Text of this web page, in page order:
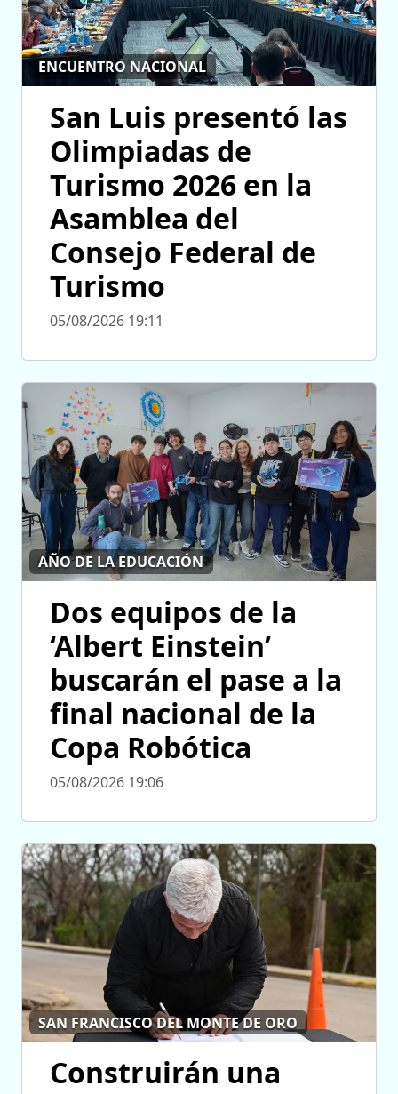
ENCUENTRO NACIONAL
San Luis presentó las
Olimpiadas de
Turismo 2026 en la
Asamblea del
Consejo Federal de
Turismo
05/08/2026 19:11
AÑO DE LA EDUCACIÓN
Dos equipos de la
‘Albert Einstein’
buscarán el pase a la
final nacional de la
Copa Robótica
05/08/2026 19:06
SAN FRANCISCO DEL MONTE DE ORO
Construirán una